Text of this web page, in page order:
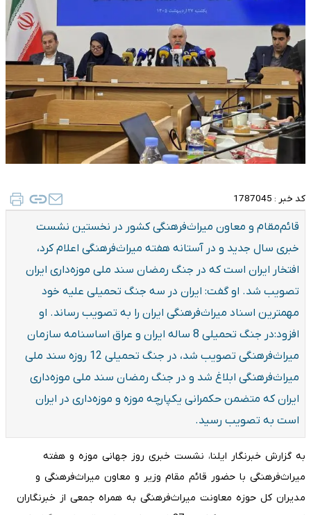
کد خبر : 1787045
قائم‌مقام و معاون میراث‌فرهنگی کشور در نخستین نشست
خبری سال جدید و در آستانه هفته میراث‌فرهنگی اعلام کرد،
افتخار ایران است که در جنگ رمضان سند ملی موزه‌داری ایران
تصویب شد. او گفت: ایران در سه جنگ تحمیلی علیه خود
مهمترین اسناد میراث‌فرهنگی ایران را به تصویب رساند. او
افزود:در جنگ تحمیلی 8 ساله ایران و عراق اساسنامه سازمان
میراث‌فرهنگی تصویب شد، در جنگ تحمیلی 12 روزه سند ملی
میراث‌فرهنگی ابلاغ شد و در جنگ رمضان سند ملی موزه‌داری
ایران که متضمن حکمرانی یکپارچه موزه و موزه‌داری در ایران
است به تصویب رسید.
به گزارش خبرنگار ایلنا، نشست خبری روز جهانی موزه و هفته
میراث‌فرهنگی با حضور قائم مقام وزیر و معاون میراث‌فرهنگی و
مدیران کل حوزه معاونت میراث‌فرهنگی به همراه جمعی از خبرنگاران